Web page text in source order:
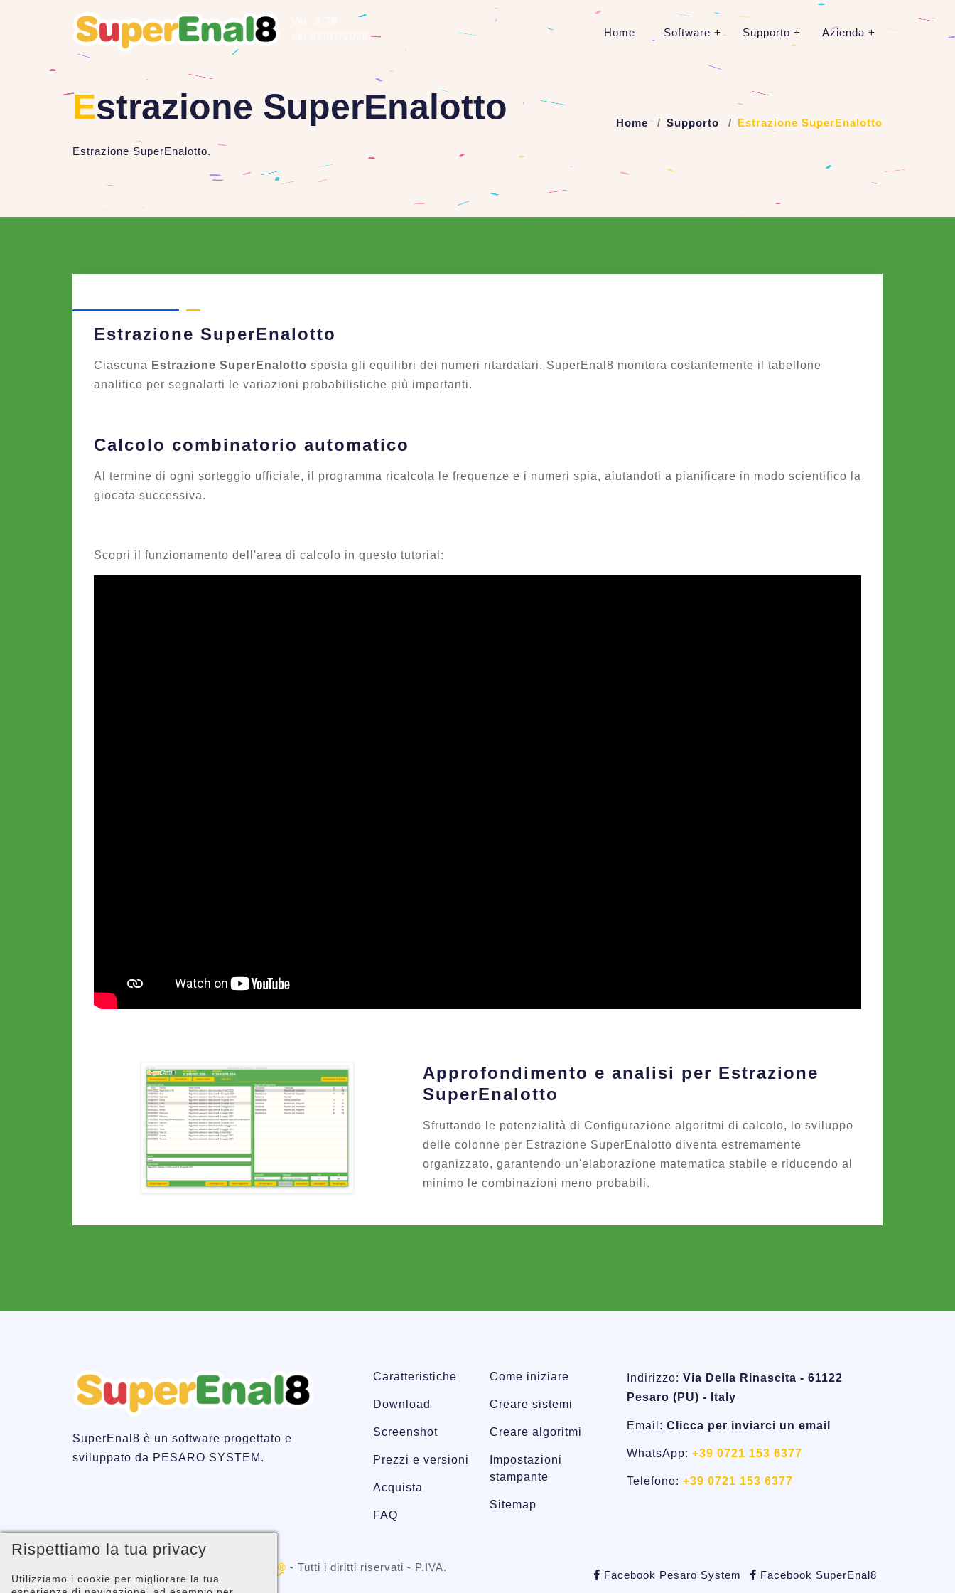
Rispettiamo la tua privacy
Utilizziamo i cookie per migliorare la tua
Home Software Supporto Azienda
Estrazione SuperEnalotto
Estrazione SuperEnalotto.
Home Supporto Estrazione SuperEnalotto
Estrazione SuperEnalotto
Ciascuna Estrazione SuperEnalotto sposta gli equilibri dei numeri ritardatari. SuperEnal8 monitora costantemente il tabellone
analitico per segnalarti le variazioni probabilistiche più importanti.
Calcolo combinatorio automatico
Al termine di ogni sorteggio ufficiale, il programma ricalcola le frequenze e i numeri spia, aiutandoti a pianificare in modo scientifico la
giocata successiva.
Scopri il funzionamento dell'area di calcolo in questo tutorial:
Approfondimento e analisi per Estrazione
SuperEnalotto
Sfruttando le potenzialità di Configurazione algoritmi di calcolo, lo sviluppo
delle colonne per Estrazione SuperEnalotto diventa estremamente
organizzato, garantendo un'elaborazione matematica stabile e riducendo al
minimo le combinazioni meno probabili.
SuperEnal8 è un software progettato e
sviluppato da PESARO SYSTEM.
Caratteristiche
Download
Screenshot
Prezzi e versioni
Acquista
FAQ
Come iniziare
Creare sistemi
Creare algoritmi
Impostazioni
stampante
Sitemap
Indirizzo: Via Della Rinascita - 61122
Pesaro (PU) - Italy
Email: Clicca per inviarci un email
WhatsApp: +39 0721 153 6377
Telefono: +39 0721 153 6377
PESARO SYSTEM® - Tutti i diritti riservati - P.IVA.
02058680410
Facebook Pesaro System Facebook SuperEnal8